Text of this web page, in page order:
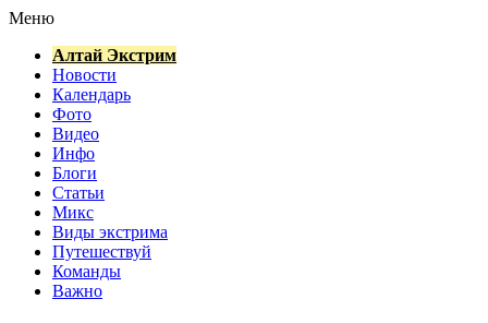
Меню
Алтай Экстрим
Новости
Календарь
Фото
Видео
Инфо
Блоги
Статьи
Микс
Виды экстрима
Путешествуй
Команды
Важно